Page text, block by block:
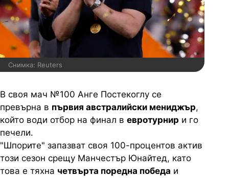
Снимка: Reuters
В своя мач №100 Анге Постекоглу се
превърна в първия австралийски мениджър,
който води отбор на финал в евротурнир и го
печели.
"Шпорите" запазват своя 100-процентов актив
този сезон срещу Манчестър Юнайтед, като
това е тяхна четвърта поредна победа и